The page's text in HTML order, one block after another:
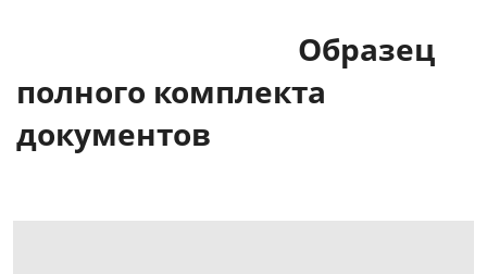
Образец
полного комплекта
документов